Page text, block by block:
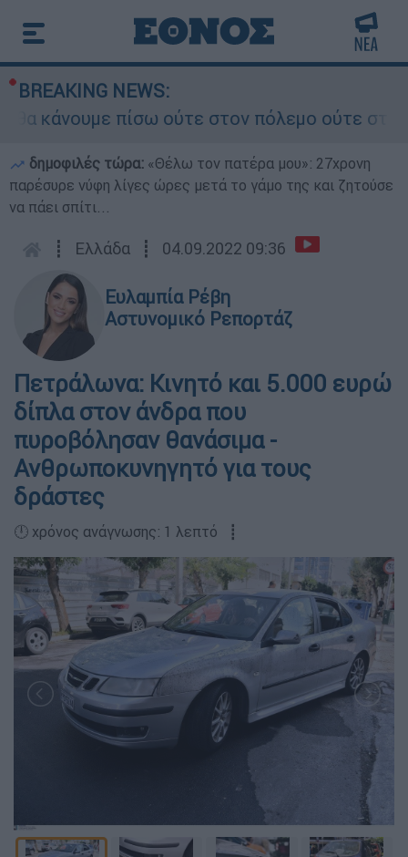
BREAKING NEWS:
πίσω ούτε στον πόλεμο ούτε στις
δημοφιλές τώρα: «Θέλω τον πατέρα μου»: 27χρονη
παρέσυρε νύφη λίγες ώρες μετά το γάμο της και ζητούσε
να πάει σπίτι...
┋ Ελλάδα ┋ 04.09.2022 09:36
Ευλαμπία Ρέβη
Αστυνομικό Ρεπορτάζ
Πετράλωνα: Κινητό και 5.000 ευρώ
δίπλα στον άνδρα που
πυροβόλησαν θανάσιμα -
Ανθρωποκυνηγητό για τους
δράστες
🕛 χρόνος ανάγνωσης: 1 λεπτό ┋